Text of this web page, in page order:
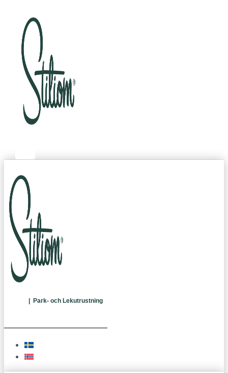
| Park- och Lekutrustning